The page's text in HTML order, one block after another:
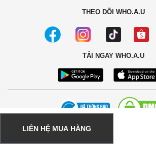
LIÊN HỆ MUA HÀNG
THEO DÕI WHO.A.U
TẢI NGAY WHO.A.U
© 2020 - Bản quyền thuộc về Công ty TNHH